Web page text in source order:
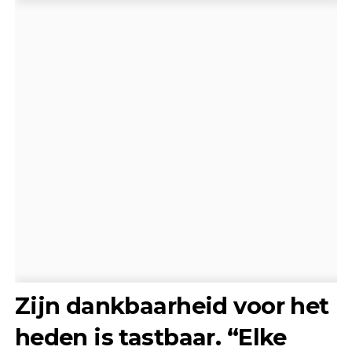
Zijn dankbaarheid voor het
heden is tastbaar. “Elke